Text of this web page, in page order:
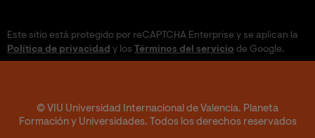
Este sitio está protegido por reCAPTCHA Enterprise y se aplican la
Política de privacidad y los Términos del servicio de Google.
© VIU Universidad Internacional de Valencia. Planeta
Formación y Universidades. Todos los derechos reservados